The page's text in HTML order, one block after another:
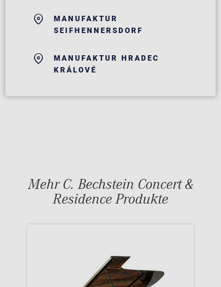
MANUFAKTUR
SEIFHENNERSDORF
MANUFAKTUR HRADEC
KRÁLOVÉ
Mehr C. Bechstein Concert &
Residence Produkte